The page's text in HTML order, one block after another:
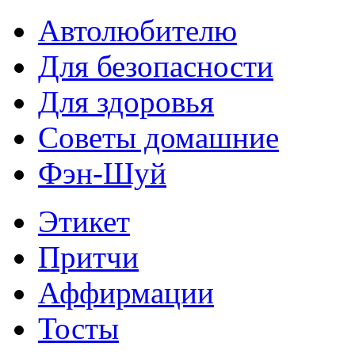
Автолюбителю
Для безопасности
Для здоровья
Советы домашние
Фэн-Шуй
Этикет
Притчи
Аффирмации
Тосты